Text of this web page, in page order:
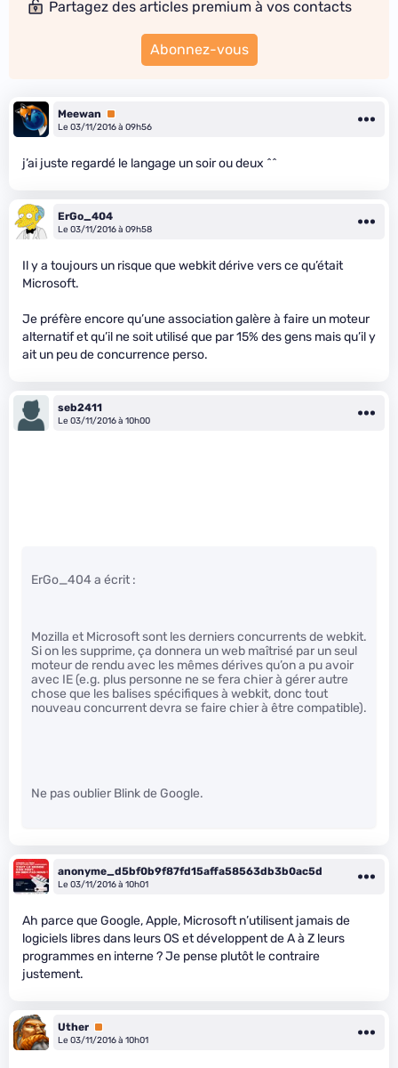
Partagez des articles premium à vos contacts
Abonnez-vous
Meewan
Premium
Le 03/11/2016 à 09h56
j’ai juste regardé le langage un soir ou deux ^^
ErGo_404
Le 03/11/2016 à 09h58
Il y a toujours un risque que webkit dérive vers ce qu’était
Microsoft.
Je préfère encore qu’une association galère à faire un moteur
alternatif et qu’il ne soit utilisé que par 15% des gens mais qu’il y
ait un peu de concurrence perso.
seb2411
Le 03/11/2016 à 10h00
ErGo_404 a écrit :
Mozilla et Microsoft sont les derniers concurrents de webkit.
Si on les supprime, ça donnera un web maîtrisé par un seul
moteur de rendu avec les mêmes dérives qu’on a pu avoir
avec IE (e.g. plus personne ne se fera chier à gérer autre
chose que les balises spécifiques à webkit, donc tout
nouveau concurrent devra se faire chier à être compatible).
Ne pas oublier Blink de Google.
anonyme_d5bf0b9f87fd15affa58563db3b0ac5d
Le 03/11/2016 à 10h01
Ah parce que Google, Apple, Microsoft n’utilisent jamais de
logiciels libres dans leurs OS et développent de A à Z leurs
programmes en interne ? Je pense plutôt le contraire
justement.
Uther Premium
Le 03/11/2016 à 10h01